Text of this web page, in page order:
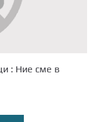
: Ние сме в